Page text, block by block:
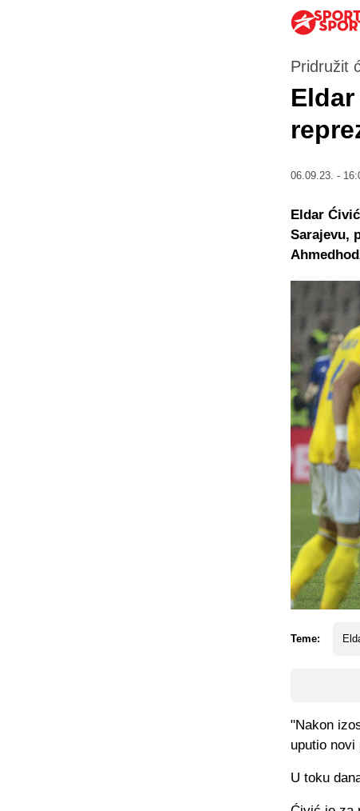
Pridružit
06.09.23. -
Teme:
Eldar
Sarajevu,
"Nakon
uputio novi
U toku